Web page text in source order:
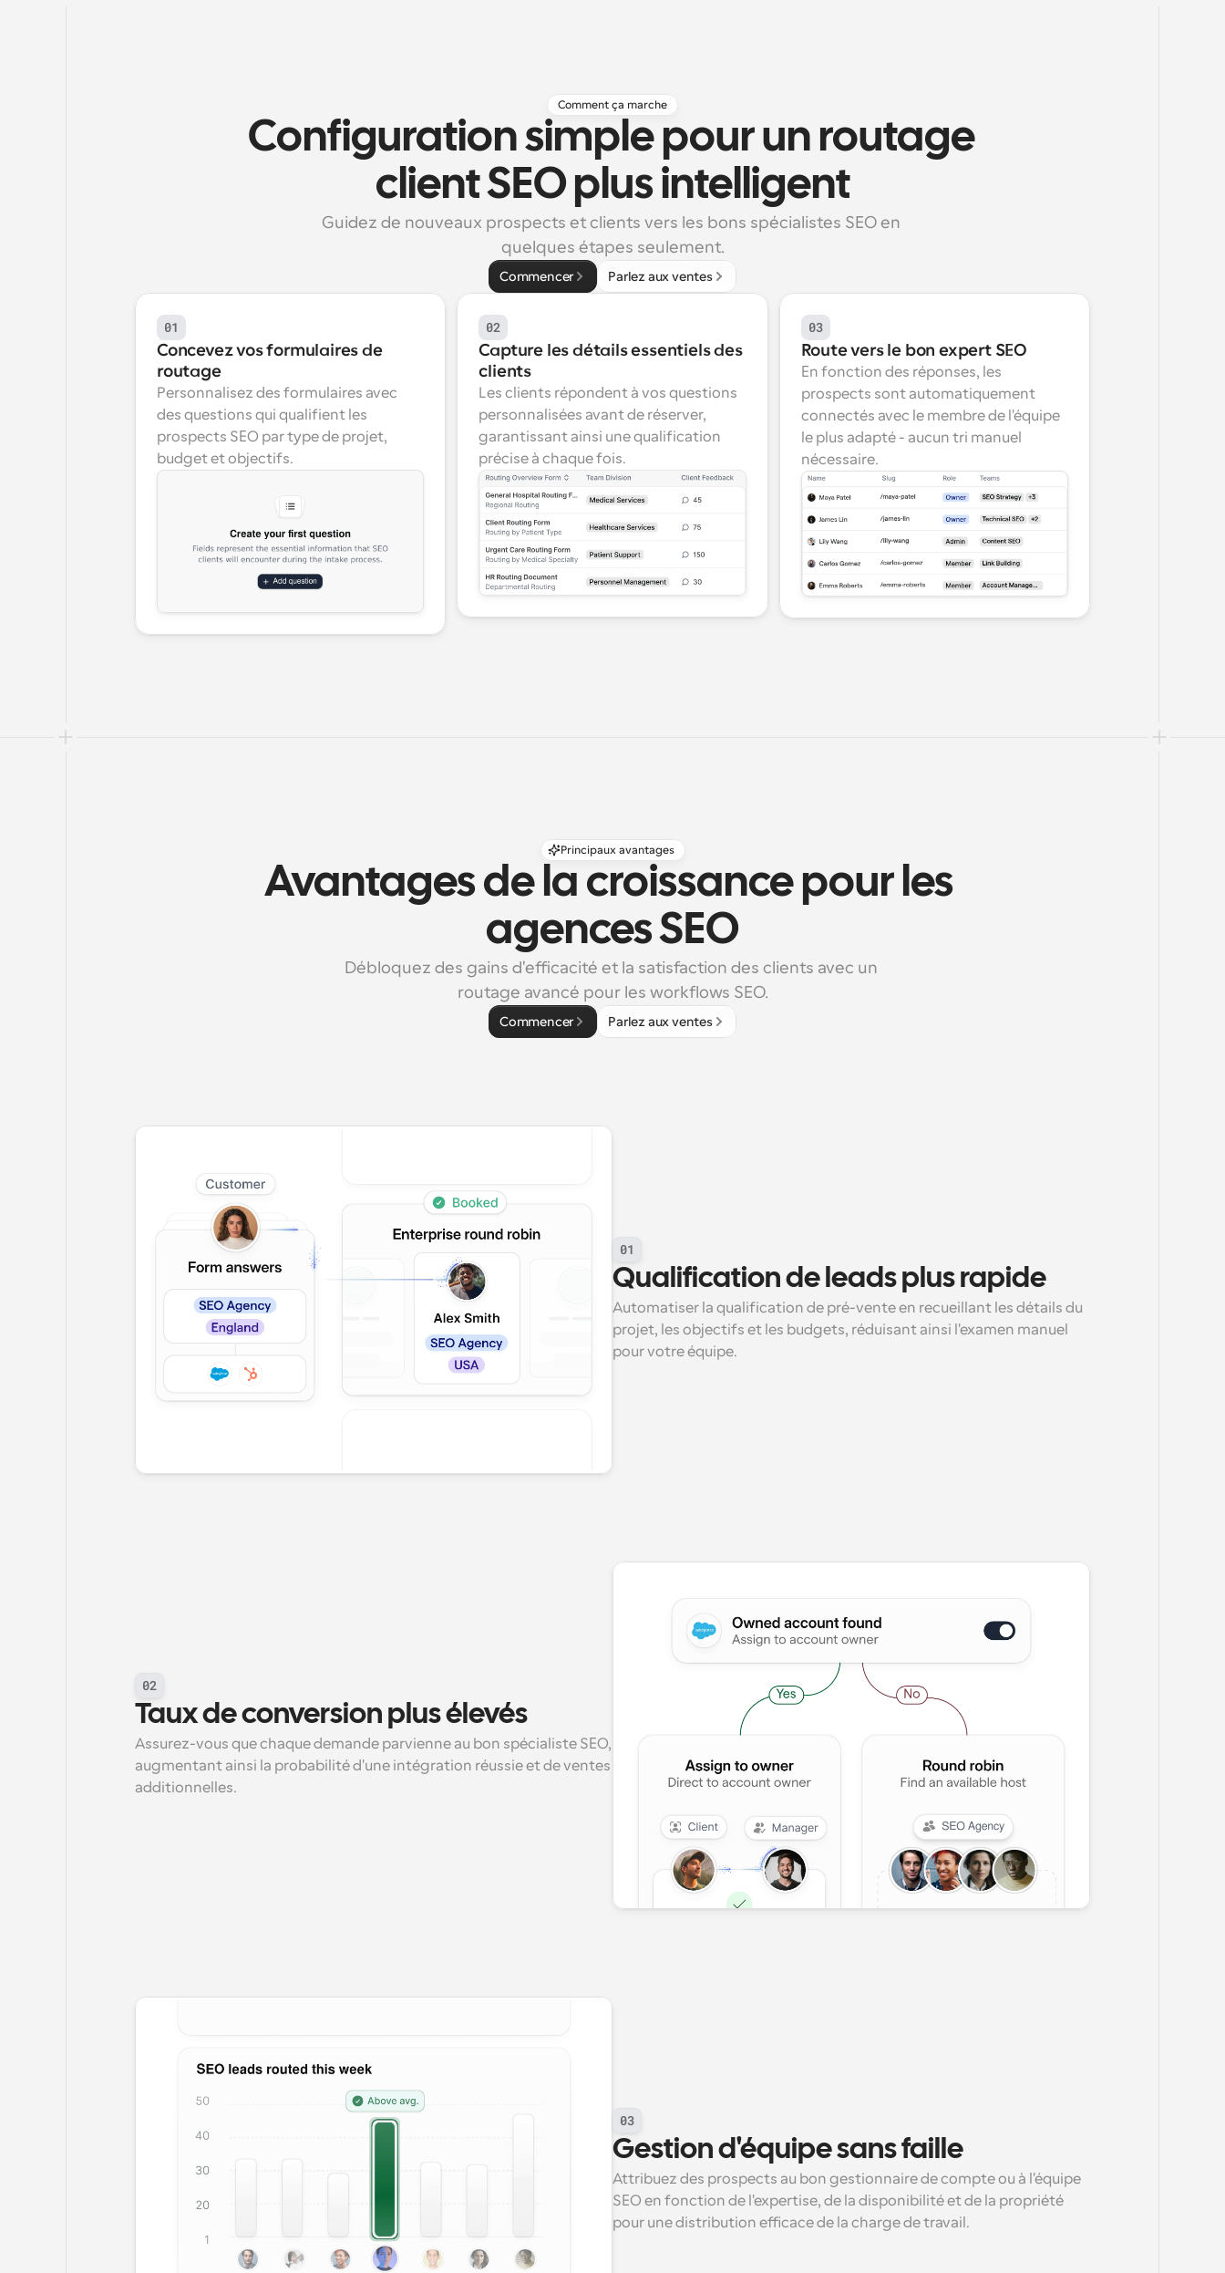
Comment ça marche
Configuration simple pour un routage
client SEO plus intelligent
Guidez de nouveaux prospects et clients vers les bons spécialistes SEO en
quelques étapes seulement.
Commencer Parlez aux ventes
01
Concevez vos formulaires de
routage
Personnalisez des formulaires avec
des questions qui qualifient les
prospects SEO par type de projet,
budget et objectifs.
02
Capture les détails essentiels des
clients
Les clients répondent à vos questions
personnalisées avant de réserver,
garantissant ainsi une qualification
précise à chaque fois.
03
Route vers le bon expert SEO
En fonction des réponses, les
prospects sont automatiquement
connectés avec le membre de l'équipe
le plus adapté - aucun tri manuel
nécessaire.
Principaux avantages
Avantages de la croissance pour les
agences SEO
Débloquez des gains d'efficacité et la satisfaction des clients avec un
routage avancé pour les workflows SEO.
Commencer Parlez aux ventes
01
Qualification de leads plus rapide
Automatiser la qualification de pré-vente en recueillant les détails du
projet, les objectifs et les budgets, réduisant ainsi l'examen manuel
pour votre équipe.
02
Taux de conversion plus élevés
Assurez-vous que chaque demande parvienne au bon spécialiste SEO,
augmentant ainsi la probabilité d'une intégration réussie et de ventes
additionnelles.
03
Gestion d'équipe sans faille
Attribuez des prospects au bon gestionnaire de compte ou à l'équipe
SEO en fonction de l'expertise, de la disponibilité et de la propriété
pour une distribution efficace de la charge de travail.